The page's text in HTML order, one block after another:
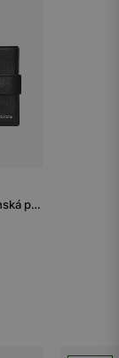
Černá kožená pánská peněženka